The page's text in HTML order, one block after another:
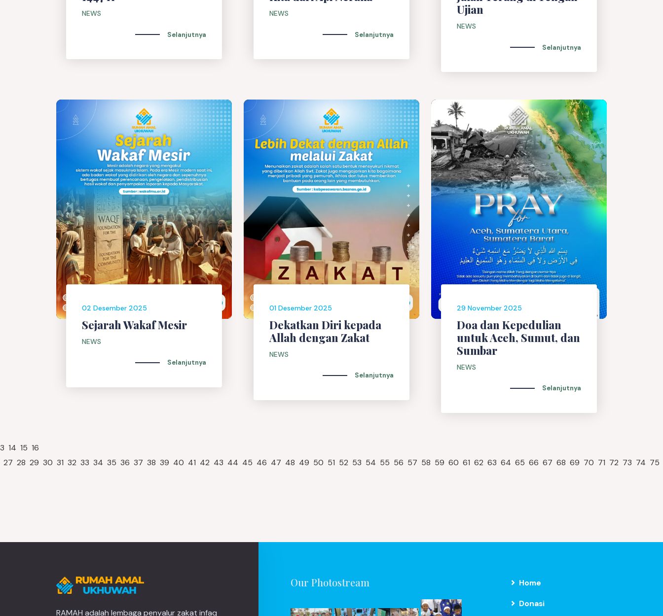
NEWS
Selanjutnya
NEWS
Selanjutnya
Ujian
NEWS
Selanjutnya
02 Desember 2025
Sejarah Wakaf Mesir
NEWS
Selanjutnya
01 Desember 2025
Dekatkan Diri kepada
Allah dengan Zakat
NEWS
Selanjutnya
29 November 2025
Doa dan Kepedulian
untuk Aceh, Sumut, dan
Sumbar
NEWS
Selanjutnya
14 15 16
27 28 29 30 31 32 33 34 35 36 37 38 39 40 41 42 43 44 45 46 47 48 49 50 51 52 53 54 55 56 57 58 59 60 61 62 63 64 65 66 67 68 69 70 71 72 73 74 75
RAMAH adalah lembaga penyalur zakat infaq
Our Photostream Home
Donasi